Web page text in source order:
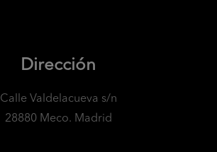
Dirección
Calle Valdelacueva s/n
28880 Meco. Madrid